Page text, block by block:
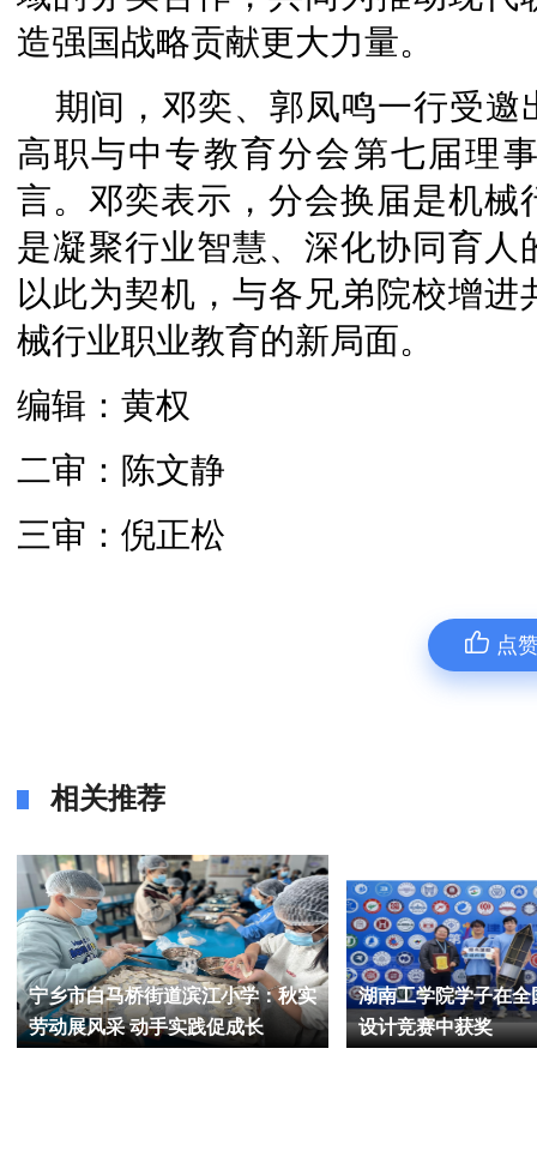
造强国战略贡献更大力量。
期间，邓奕、郭凤鸣一行受
高职与中专教育分会第七届理
言。邓奕表示，分会换届是机
是凝聚行业智慧、深化协同育
以此为契机，与各兄弟院校增
械行业职业教育的新局面。
编辑：黄权
二审：陈文静
三审：倪正松
点
相关推荐
宁乡市白马桥街道滨江小学：秋实
劳动展风采 动手实践促成长
湖南工学院学子在全
设计竞赛中获奖